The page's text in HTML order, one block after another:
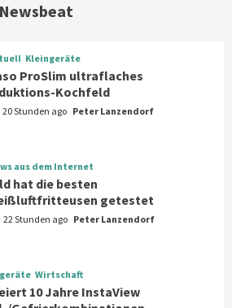
Kleingeräte
ultraflaches Induktions-
dem Internet
die besten Heißluftfritteusen
10 Jahre InstaView
Newsbeat
Kleingeräte
ProSlim ultraflaches
Kochfeld
20 Stunden ago Peter Lanzendorf
aus dem Internet
hat die besten
getestet
22 Stunden ago Peter Lanzendorf
Wirtschaft
10 Jahre InstaView